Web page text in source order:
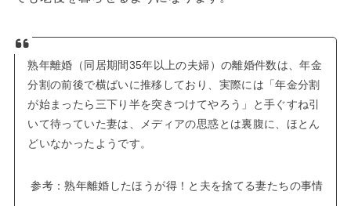
熟年離婚（同居期間35年以上の夫婦）の離婚件数は、年金
分割の前後で横ばいに推移しており、実際には「年金分割
が始まったら三下り半を突きつけてやろう」と手ぐすね引
いて待っていた妻は、メディアの思惑とは裏腹に、ほとん
どいなかったようです。
参考：熟年離婚したほうが得！と夫を捨てる妻たちの事情